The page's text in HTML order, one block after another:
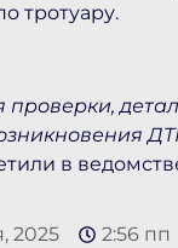
тротуару.
в
2025 2:56 пп